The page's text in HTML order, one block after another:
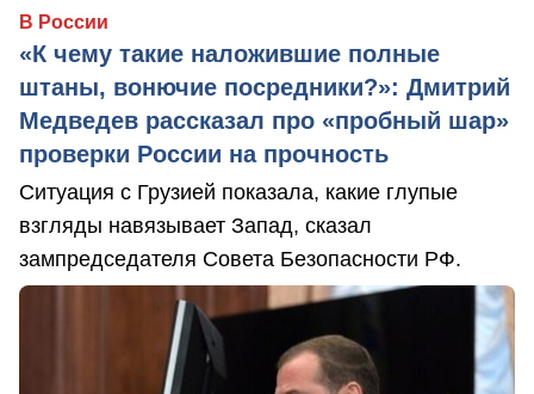
В России
«К чему такие наложившие полные
штаны, вонючие посредники?»: Дмитрий
Медведев рассказал про «пробный шар»
проверки России на прочность
Ситуация с Грузией показала, какие глупые
взгляды навязывает Запад, сказал
зампредседателя Совета Безопасности РФ.